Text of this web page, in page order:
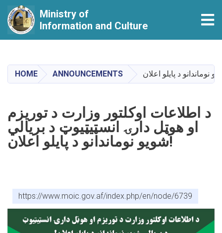
main
content
Ministry of
Information and Culture
HOME ANNOUNCEMENTS
د اطلاعات اوکلتور وزارت د توريزم
او هوټل دارۍ انسټيټيوټ د بريالي
شويو نوماندانو د پايلو اعلان!
https://www.moic.gov.af/index.php/en/node/6739